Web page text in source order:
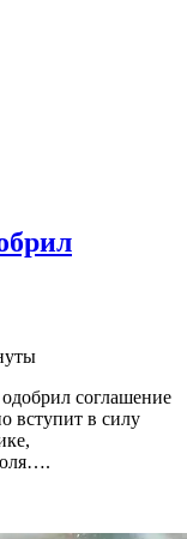
соглашение
вступит в силу